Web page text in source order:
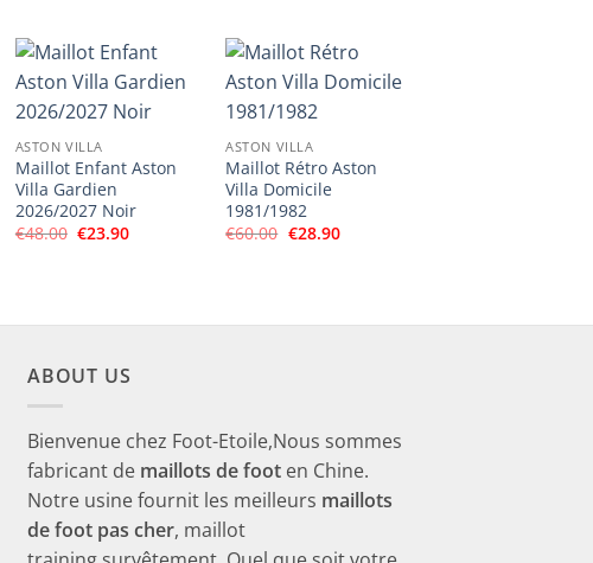
€50.00.€25.90.
ASTON VILLA
Maillot Enfant Aston
Villa Gardien
2026/2027 Noir
€48.00 Le
€23.90Le
ASTON VILLA
Maillot Rétro Aston
Villa Domicile
1981/1982
€60.00 Le
€28.90Le
ABOUT US
Bienvenue chez Foot-Etoile,Nous sommes
fabricant de maillots de foot en Chine.
Notre usine fournit les meilleurs maillots
de foot pas cher, maillot